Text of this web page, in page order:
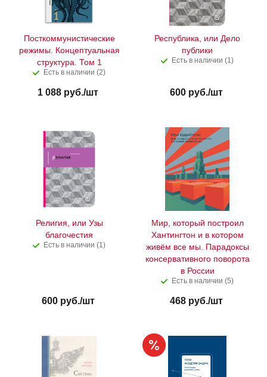
Посткоммунистические
режимы. Концептуальная
структура. Том 1
Есть в наличии (2)
1 088 руб./шт
Республика, или Дело
публики
Есть в наличии (1)
600руб./шт
Религия, или Узы
благочестия
Есть в наличии (1)
600руб./шт
Мир, который построил
Хантингтон и в котором
живём все мы. Парадоксы
консервативного поворота
в России
Есть в наличии (5)
468руб./шт